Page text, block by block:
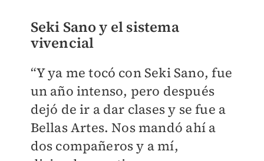
Seki Sano y el sistema
vivencial
“Y ya me tocó con Seki Sano, fue
un año intenso, pero después
dejó de ir a dar clases y se fue a
Bellas Artes. Nos mandó ahí a
dos compañeros y a mí,